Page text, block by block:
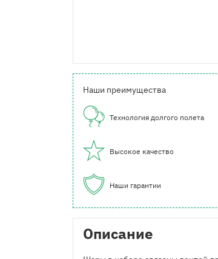
Наши преимущества
Технология долгого полета
Высокое качество
Наши гарантии
Описание